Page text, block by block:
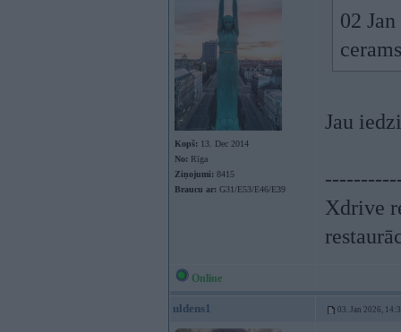
Kopš: 13. Dec 2014
No: Rīga
Ziņojumi: 8415
Braucu ar: G31/E53/E46/E39
02
Jau
Xdrive
Online
uldens1 03. Jan 2026,